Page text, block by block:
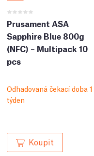
Prusament ASA
Sapphire Blue 800g
(NFC) – Multipack 10
pcs
Odhadovaná čekací doba 1
týden
Koupit